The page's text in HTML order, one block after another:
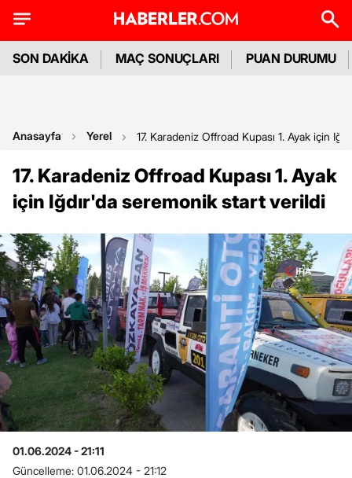
SON DAKİKA MAÇ SONUÇLARI PUAN DURUMU
Anasayfa Yerel 17. Karadeniz Offroad Kupası 1. Ayak için
17. Karadeniz Offroad Kupası 1. Ayak
için Iğdır'da seremonik start verildi
01.06.2024 - 21:11
Güncelleme: 01.06.2024 - 21:12